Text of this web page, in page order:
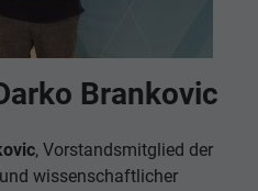
Brankovic
, Vorstandsmitglied der
und wissenschaftlicher